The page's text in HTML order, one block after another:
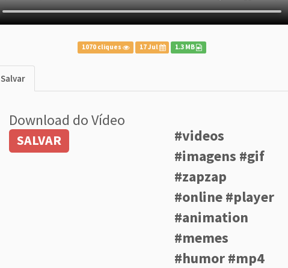
1070 cliques 17 Jul 1.3 MB
Salvar
Download do Vídeo
SALVAR
#videos
#imagens #gif
#zapzap
#online #player
#animation
#memes
#humor #mp4